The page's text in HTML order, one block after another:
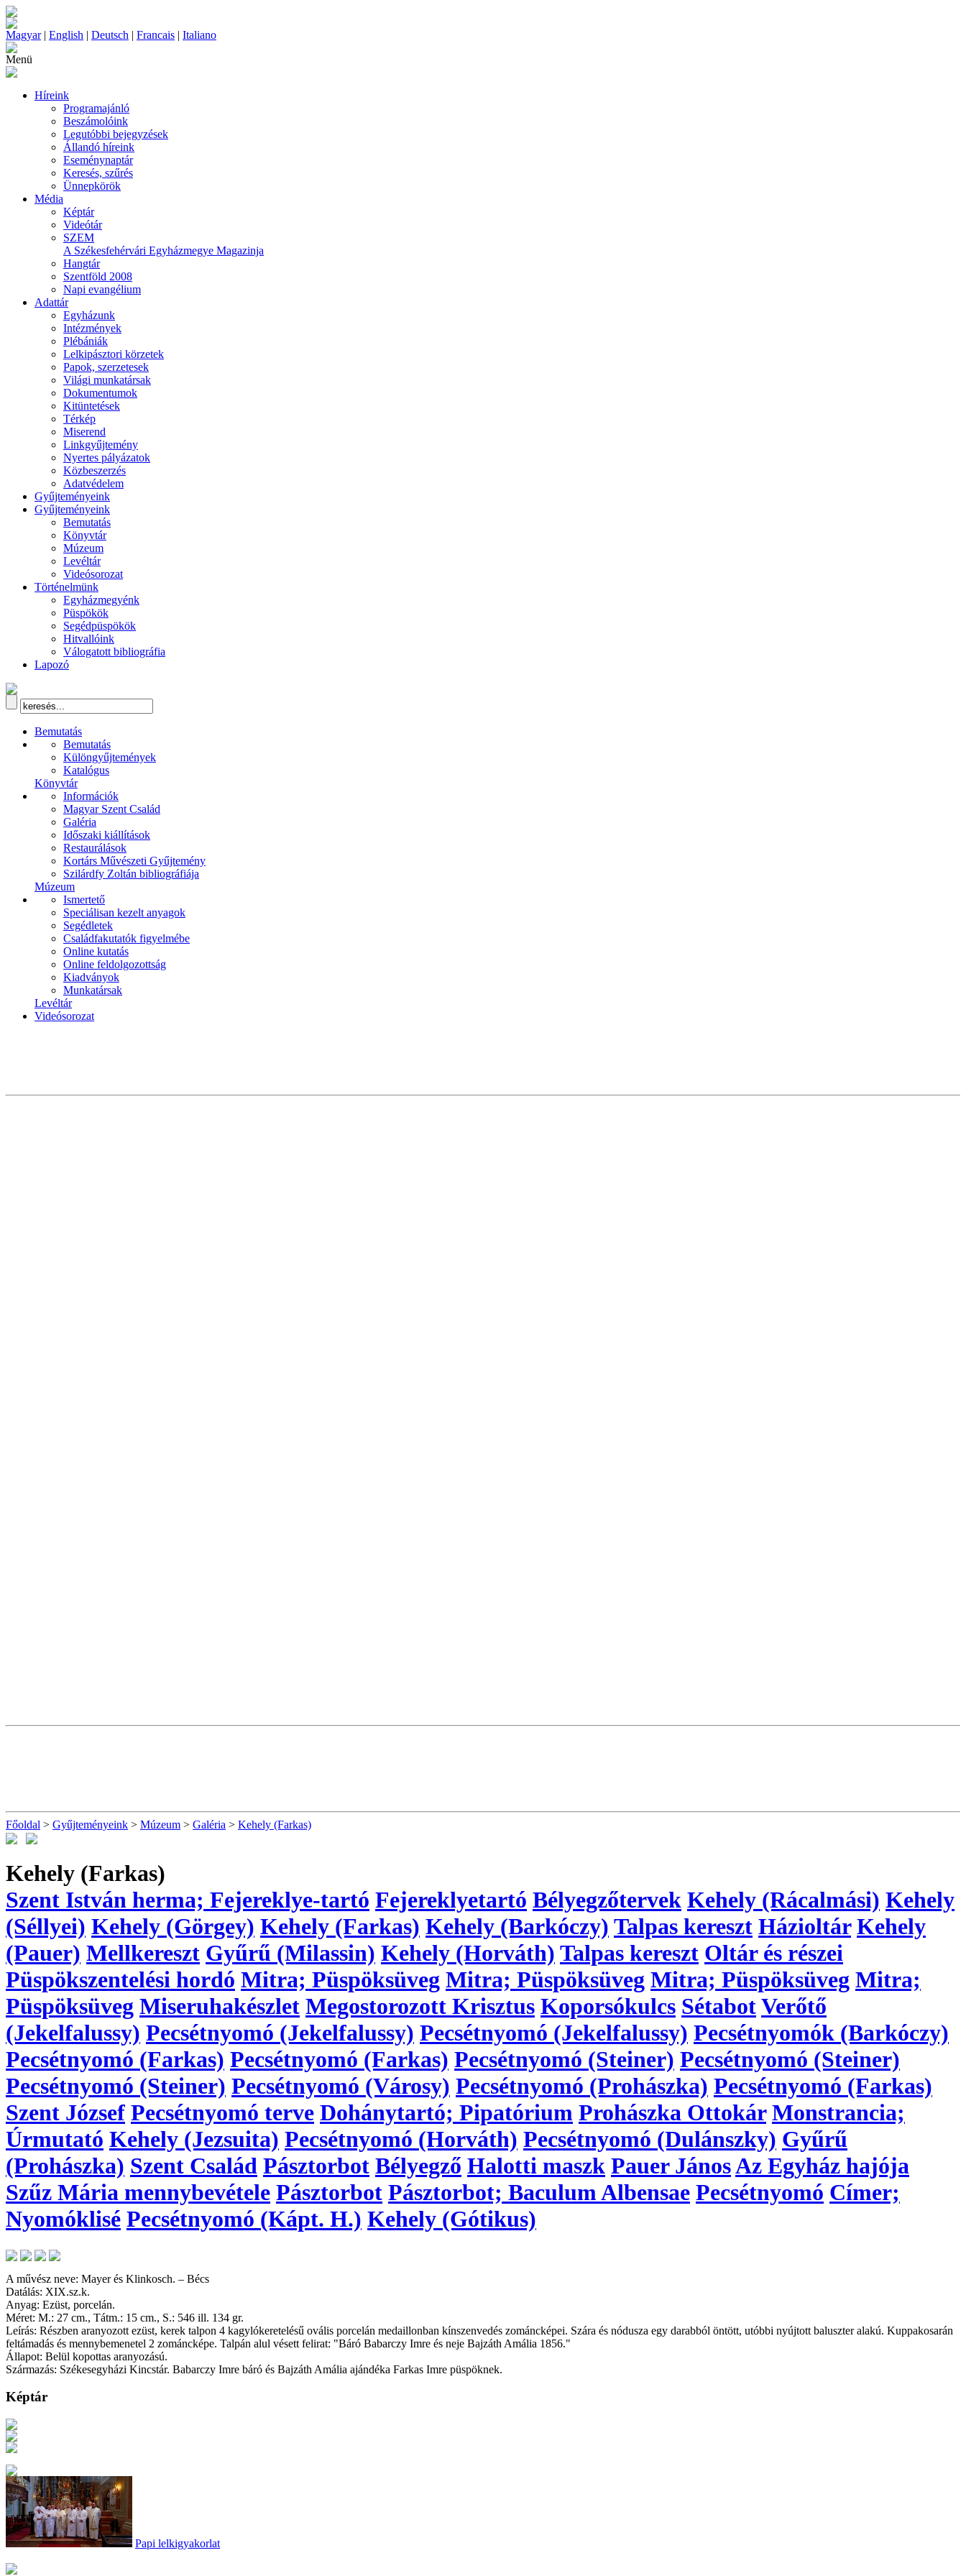
Magyar| English | Deutsch | Francais | Italiano
Menü
Híreink
Programajánló
Beszámolóink
Legutóbbi bejegyzések
Állandó híreink
Eseménynaptár
Keresés, szűrés
Ünnepkörök
Média
Képtár
Videótár
SZEM
A Székesfehérvári Egyházmegye Magazinja
Hangtár
Szentföld 2008
Napi evangélium
Adattár
Egyházunk
Intézmények
Plébániák
Lelkipásztori körzetek
Papok, szerzetesek
Világi munkatársak
Dokumentumok
Kitüntetések
Térkép
Miserend
Linkgyűjtemény
Nyertes pályázatok
Közbeszerzés
Adatvédelem
Gyűjteményeink
Gyűjteményeink
Bemutatás
Könyvtár
Múzeum
Levéltár
Videósorozat
Történelmünk
Egyházmegyénk
Püspökök
Segédpüspökök
Hitvallóink
Válogatott bibliográfia
Lapozó
Bemutatás
Bemutatás
Különgyűjtemények
Katalógus
Könyvtár
Információk
Magyar Szent Család
Galéria
Időszaki kiállítások
Restaurálások
Kortárs Művészeti Gyűjtemény
Szilárdfy Zoltán bibliográfiája
Múzeum
Ismertető
Speciálisan kezelt anyagok
Segédletek
Családfakutatók figyelmébe
Online kutatás
Online feldolgozottság
Kiadványok
Munkatársak
Levéltár
Videósorozat
Főoldal > Gyűjteményeink > Múzeum > Galéria > Kehely (Farkas)
Kehely (Farkas)
Szent István herma; Fejereklye-tartó Fejereklyetartó Bélyegzőtervek Kehely (Rácalmási) Kehely
(Séllyei) Kehely (Görgey) Kehely (Farkas) Kehely (Barkóczy) Talpas kereszt Házioltár Kehely
(Pauer) Mellkereszt Gyűrű (Milassin) Kehely (Horváth) Talpas kereszt Oltár és részei
Püspökszentelési hordó Mitra; Püspöksüveg Mitra; Püspöksüveg Mitra; Püspöksüveg Mitra;
Püspöksüveg Miseruhakészlet Megostorozott Krisztus Koporsókulcs SétabotVerőtő
(Jekelfalussy) Pecsétnyomó (Jekelfalussy) Pecsétnyomó (Jekelfalussy) Pecsétnyomók (Barkóczy)
Pecsétnyomó (Farkas) Pecsétnyomó (Farkas) Pecsétnyomó (Steiner) Pecsétnyomó (Steiner)
Pecsétnyomó (Steiner) Pecsétnyomó (Városy) Pecsétnyomó (Prohászka) Pecsétnyomó (Farkas)
Szent József Pecsétnyomó terve Dohánytartó; Pipatórium Prohászka Ottokár Monstrancia;
Úrmutató Kehely (Jezsuita) Pecsétnyomó (Horváth) Pecsétnyomó (Dulánszky) Gyűrű
(Prohászka) Szent Család Pásztorbot Bélyegző Halotti maszk Pauer JánosAz Egyház hajója
Szűz Mária mennybevétele Pásztorbot Pásztorbot; Baculum Albensae Pecsétnyomó Címer;
Nyomóklisé Pecsétnyomó (Kápt. H.) Kehely (Gótikus)
A művész neve: Mayer és Klinkosch. – Bécs
Datálás: XIX.sz.k.
Anyag: Ezüst, porcelán.
Méret: M.: 27 cm., Tátm.: 15 cm., S.: 546 ill. 134 gr.
Leírás: Részben aranyozott ezüst, kerek talpon 4 kagylókeretelésű ovális porcelán medaillonban kínszenvedés zománcképei. Szára és nódusza egy darabból öntött, utóbbi nyújtott baluszter alakú. Kuppakosarán
feltámadás és mennybemenetel 2 zománcképe. Talpán alul vésett felirat: "Báró Babarczy Imre és neje Bajzáth Amália 1856."
Állapot: Belül kopottas aranyozású.
Származás: Székesegyházi Kincstár. Babarczy Imre báró és Bajzáth Amália ajándéka Farkas Imre püspöknek.
Képtár
Papi lelkigyakorlat